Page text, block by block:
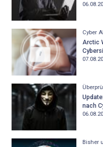
Cyber
Arctic
nach
Bisher